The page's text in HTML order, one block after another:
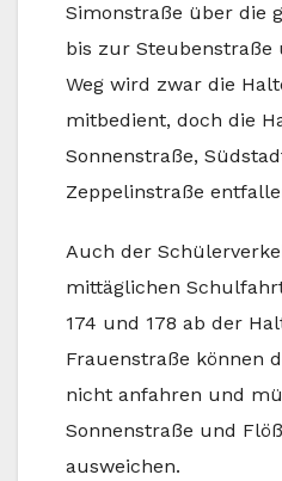
Simonstraße über die
bis zur Steubenstraße
Weg wird zwar die
mitbedient, doch die
Sonnenstraße,
Zeppelinstraße
Auch der
mittäglichen
174 und 178 ab der
Frauenstraße können
nicht anfahren und
Sonnenstraße und
ausweichen.